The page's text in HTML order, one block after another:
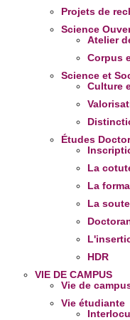
Projets de
Science
Atelier
Corpus
Science et
Culture
Études
La
La
La
HDR
VIE DE CAMPUS
Vie de
Vie étudiante